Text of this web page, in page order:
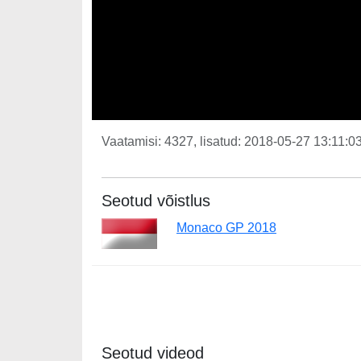
Vaatamisi: 4327, lisatud: 2018-05-27
Seotud võistlus
Monaco GP 2018
Seotud videod